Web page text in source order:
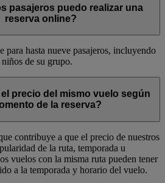
pasajeros puedo realizar una
reserva online?
para hasta nueve pasajeros, incluyendo
de su grupo.
precio del mismo vuelo según
de la reserva?
contribuye a que el precio de nuestros
de la ruta, temporada u
vuelos con la misma ruta pueden tener
a la temporada y horario del vuelo.